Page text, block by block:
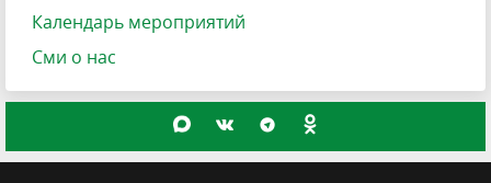
Календарь мероприятий
Сми о нас